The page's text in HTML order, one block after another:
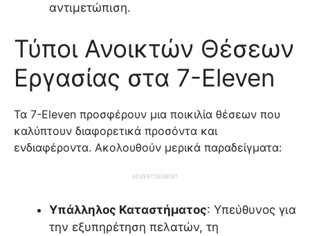
αντιμετώπιση.
Τύποι Ανοικτών Θέσεων
Εργασίας στα 7-Eleven
Τα 7-Eleven προσφέρουν μια ποικιλία θέσεων που
καλύπτουν διαφορετικά προσόντα και
ενδιαφέροντα. Ακολουθούν μερικά παραδείγματα:
ADVERTISEMENT
Υπάλληλος Καταστήματος: Υπεύθυνος για
την εξυπηρέτηση πελατών, τη